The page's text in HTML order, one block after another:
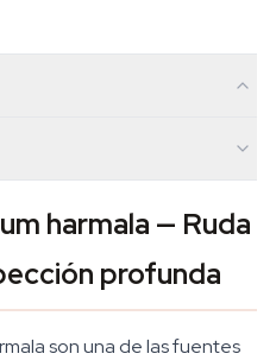
harmala — Ruda
profunda
son una de las fuentes